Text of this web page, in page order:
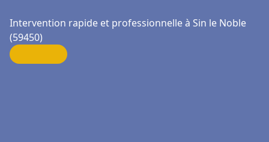
Intervention rapide et professionnelle à Sin le Noble
(59450)